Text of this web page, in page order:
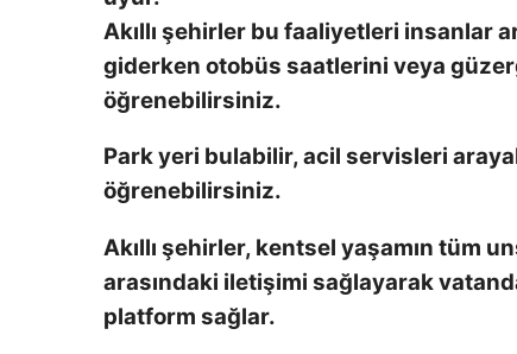
Akıllı şehirler bu faaliyetleri insanlar
giderken otobüs saatlerini veya
öğrenebilirsiniz.
Park yeri bulabilir, acil servisleri
öğrenebilirsiniz.
Akıllı şehirler, kentsel yaşamın tüm
arasındaki iletişimi sağlayarak
platform sağlar.